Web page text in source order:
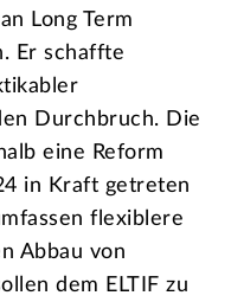
Long Term
Er schaffte
Durchbruch. Die
eine Reform
in Kraft getreten
flexiblere
Abbau von
dem ELTIF zu